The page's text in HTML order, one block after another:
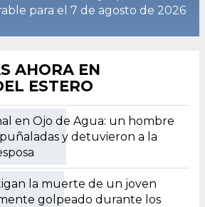
para el 7 de agosto de 2026
AHORA EN
ESTERO
en Ojo de Agua: un hombre
y detuvieron a la
la muerte de un joven
golpeado durante los